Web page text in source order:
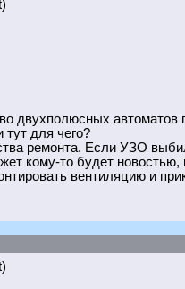
двухполюсных
для чего?
ремонта. Если УЗО
кому-то будет
вентиляцию и